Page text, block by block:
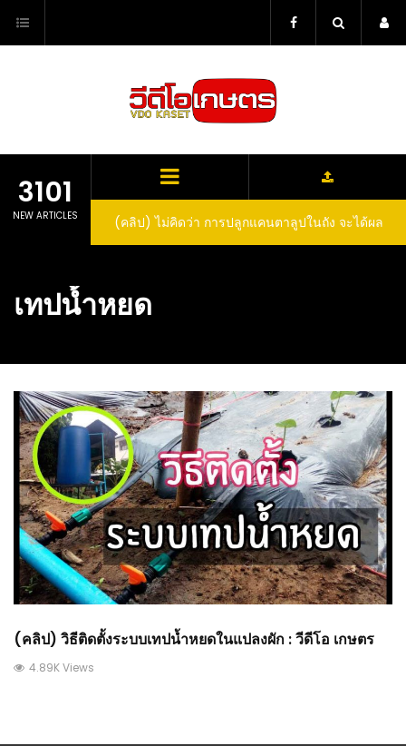
content
3101
NEW ARTICLES
(คลิป) ไม่คิดว่า การปลูกแคนตาลูปในถัง จะได้ผล
ลูกโตและหวานขนาดนี้ I didn’t expect that
เทปน้ำหยด
(คลิป) วิธีติดตั้งระบบเทปน้ำหยดในแปลงผัก : วีดีโอ เกษตร
4.89K Views